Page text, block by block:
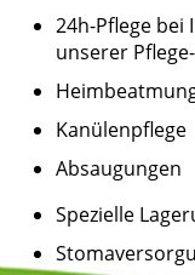
24h-Pflege bei
unserer
Kanülenpflege
Absaugungen
Spezielle